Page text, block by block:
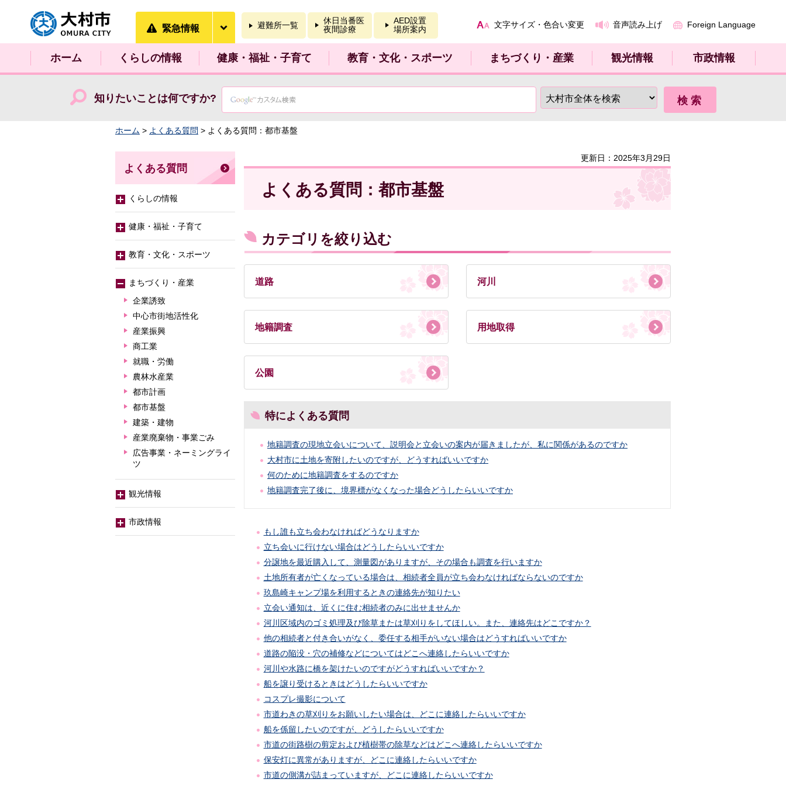
大村市
緊急情報 避難所一覧
休日当番医
夜間診療
AED設置
場所案内
文字サイズ・色合い変更 音声読み上げ Foreign Language
ホーム くらしの情報 健康・福祉・子育て 教育・文化・スポーツ まちづくり・産業 観光情報 市政情報
知りたいことは何ですか?
ホーム > よくある質問 > よくある質問：都市基盤
更新日：2025年3月29日
よくある質問：都市基盤
カテゴリを絞り込む
道路 河川
地籍調査 用地取得
公園
特によくある質問
地籍調査の現地立会いについて、説明会と立会いの案内が届きましたが、私に関係があるのですか
大村市に土地を寄附したいのですが、どうすればいいですか
何のために地籍調査をするのですか
地籍調査完了後に、境界標がなくなった場合どうしたらいいですか
もし誰も立ち会わなければどうなりますか
立ち会いに行けない場合はどうしたらいいですか
分譲地を最近購入して、測量図がありますが、その場合も調査を行いますか
土地所有者が亡くなっている場合は、相続者全員が立ち会わなければならないのですか
玖島崎キャンプ場を利用するときの連絡先が知りたい
立会い通知は、近くに住む相続者のみに出せませんか
河川区域内のゴミ処理及び除草または草刈りをしてほしい。また、連絡先はどこですか？
他の相続者と付き合いがなく、委任する相手がいない場合はどうすればいいですか
道路の陥没・穴の補修などについてはどこへ連絡したらいいですか
河川や水路に橋を架けたいのですがどうすればいいですか？
船を譲り受けるときはどうしたらいいですか
コスプレ撮影について
市道わきの草刈りをお願いしたい場合は、どこに連絡したらいいですか
船を係留したいのですが、どうしたらいいですか
市道の街路樹の剪定および植樹帯の除草などはどこへ連絡したらいいですか
保安灯に異常がありますが、どこに連絡したらいいですか
市道の側溝が詰まっていますが、どこに連絡したらいいですか
よくある質問
くらしの情報
健康・福祉・子育て
教育・文化・スポーツ
まちづくり・産業
企業誘致
中心市街地活性化
産業振興
商工業
就職・労働
農林水産業
都市計画
都市基盤
建築・建物
産業廃棄物・事業ごみ
広告事業・ネーミングライ
ツ
観光情報
市政情報